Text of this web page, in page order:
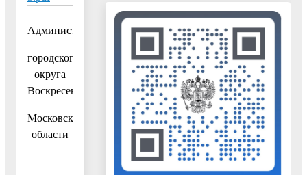
Администрация
городского
округа
Воскресенск
Московской
области